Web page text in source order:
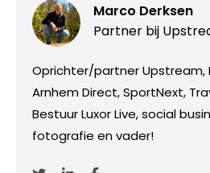
Marco Derksen
Partner bij
Oprichter/partner Upstream,
Arnhem Direct, SportNext,
Bestuur Luxor Live, social
fotografie en vader!